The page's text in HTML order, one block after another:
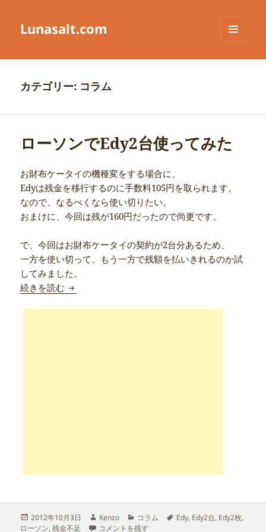
Lunasalt.com
ーとウ
カテゴリー: コラム
ローソンでEdy2台使ってみた
お財布ケータイの機種変をする場合に、
Edyは残金を移行するのに手数料105円を取られます。
なので、なるべくなら使い切りたい。
おまけに、今回は残が160円だったので尚更です。
で、今回はお財布ケータイの契約が2台分あるため、
一方を使い切って、もう一方で残額を払いきれるのか試
してみました。
続きを読む ローソンでEdy2台使ってみた
投
稿
2012年10月3日
作
成
Kenzo
カ
テ
コラム
タ
Edy, Edy2台, Edy2枚,
ローソン,残金不足 ローソンでEdy2台使ってみた に
コメントを残す